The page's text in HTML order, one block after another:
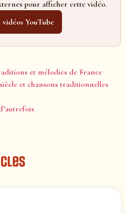
pour afficher cette vidéo.
vidéos YouTube
et mélodies de France
et chansons traditionnelles